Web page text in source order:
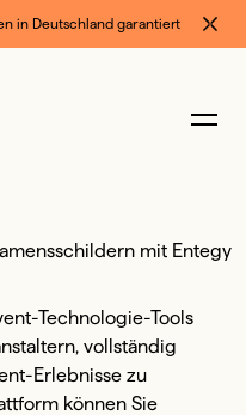
in Deutschland garantiert
mit Entegy
Technologie-Tools
vollständig
Erlebnisse zu
können Sie